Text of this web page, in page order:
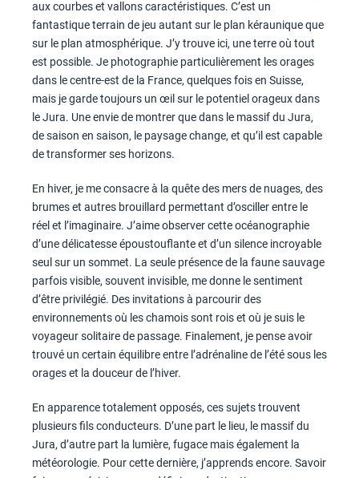
aux courbes et vallons caractéristiques. C’est un
fantastique terrain de jeu autant sur le plan kéraunique que
sur le plan atmosphérique. J’y trouve ici, une terre où tout
est possible. Je photographie particulièrement les orages
dans le centre-est de la France, quelques fois en Suisse,
mais je garde toujours un œil sur le potentiel orageux dans
le Jura. Une envie de montrer que dans le massif du Jura,
de saison en saison, le paysage change, et qu’il est capable
de transformer ses horizons.
En hiver, je me consacre à la quête des mers de nuages, des
brumes et autres brouillard permettant d’osciller entre le
réel et l’imaginaire. J’aime observer cette océanographie
d’une délicatesse époustouflante et d’un silence incroyable
seul sur un sommet. La seule présence de la faune sauvage
parfois visible, souvent invisible, me donne le sentiment
d’être privilégié. Des invitations à parcourir des
environnements où les chamois sont rois et où je suis le
voyageur solitaire de passage. Finalement, je pense avoir
trouvé un certain équilibre entre l’adrénaline de l’été sous les
orages et la douceur de l’hiver.
En apparence totalement opposés, ces sujets trouvent
plusieurs fils conducteurs. D’une part le lieu, le massif du
Jura, d’autre part la lumière, fugace mais également la
météorologie. Pour cette dernière, j’apprends encore. Savoir